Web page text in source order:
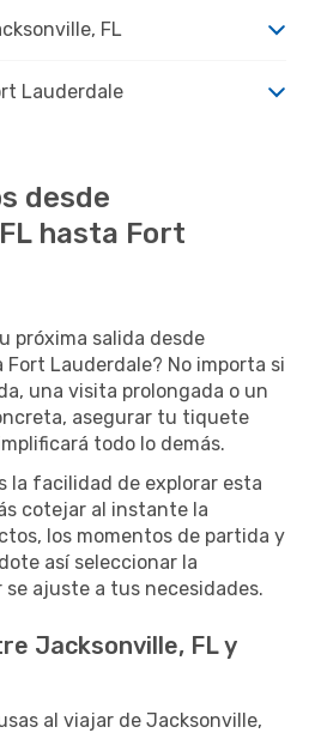
FL
Lauderdale
desde
hasta Fort
próxima salida desde
Lauderdale? No importa si
una visita prolongada o un
asegurar tu tiquete
todo lo demás.
la facilidad de explorar esta
cotejar al instante la
los momentos de partida y
así seleccionar la
ajuste a tus necesidades.
Jacksonville, FL y
al viajar de Jacksonville,